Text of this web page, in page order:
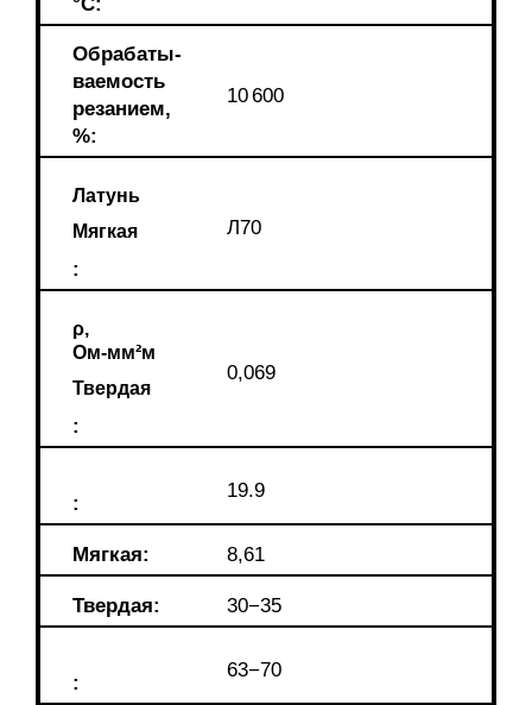
Обрабаты-
ваемость
резанием,
%:
10 600
Латунь
Мягкая
:
Л70
ρ,
Ом-мм²м
Твердая
:
0,069
:
19.9
Мягкая: 8,61
Твердая: 30−35
:
63−70